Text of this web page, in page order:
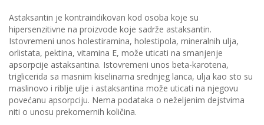
Astaksantin je kontraindikovan kod osoba koje su
hipersenzitivne na proizvode koje sadrže astaksantin.
Istovremeni unos holestiramina, holestipola, mineralnih ulja,
orlistata, pektina, vitamina E, može uticati na smanjenje
apsorpcije astaksantina. Istovremeni unos beta-karotena,
triglicerida sa masnim kiselinama srednjeg lanca, ulja kao sto su
maslinovo i riblje ulje i astaksantina može uticati na njegovu
povećanu apsorpciju. Nema podataka o neželjenim dejstvima
niti o unosu prekomernih količina.